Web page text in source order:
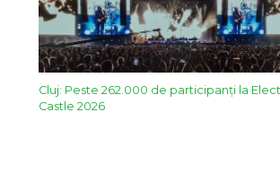
Cluj: Peste 262.000 de participanți la
Castle 2026